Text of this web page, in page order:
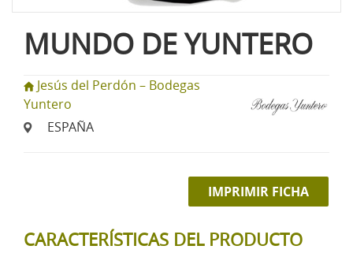
MUNDO DE YUNTERO
Jesús del Perdón – Bodegas
Yuntero
ESPAÑA
IMPRIMIR FICHA
CARACTERÍSTICAS DEL PRODUCTO